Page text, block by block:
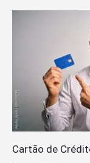
Cartão de